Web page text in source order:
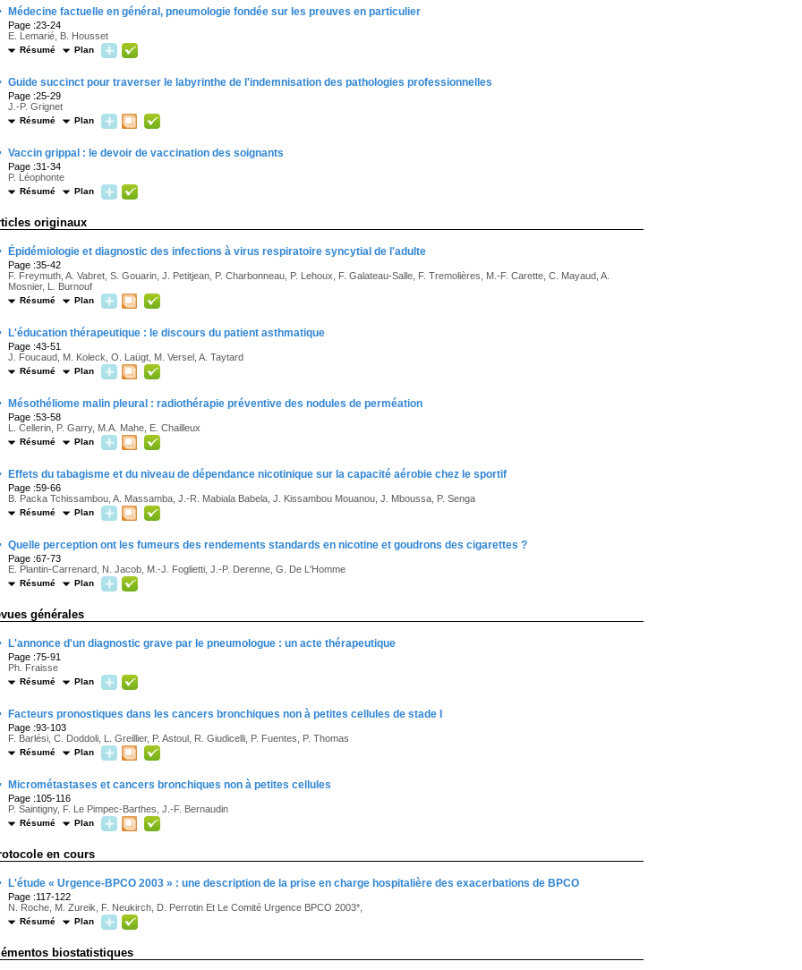
Médecine factuelle en général, pneumologie fondée sur les preuves en particulier
Page :23-24
E. Lemarié, B. Housset
Résumé Plan
Guide succinct pour traverser le labyrinthe de l'indemnisation des pathologies professionnelles
Page :25-29
J.-P. Grignet
Résumé Plan
Vaccin grippal : le devoir de vaccination des soignants
Page :31-34
P. Léophonte
Résumé Plan
originaux
Épidémiologie et diagnostic des infections à virus respiratoire syncytial de l'adulte
Page :35-42
F. Freymuth, A. Vabret, S. Gouarin, J. Petitjean, P. Charbonneau, P. Lehoux, F. Galateau-Salle, F. Tremolières, M.-F. Carette, C. Mayaud, A.
Mosnier, L. Burnouf
Résumé Plan
L'éducation thérapeutique : le discours du patient asthmatique
Page :43-51
J. Foucaud, M. Koleck, O. Laügt, M. Versel, A. Taytard
Résumé Plan
Mésothéliome malin pleural : radiothérapie préventive des nodules de perméation
Page :53-58
L. Cellerin, P. Garry, M.A. Mahe, E. Chailleux
Résumé Plan
Effets du tabagisme et du niveau de dépendance nicotinique sur la capacité aérobie chez le sportif
Page :59-66
B. Packa Tchissambou, A. Massamba, J.-R. Mabiala Babela, J. Kissambou Mouanou, J. Mboussa, P. Senga
Résumé Plan
Quelle perception ont les fumeurs des rendements standards en nicotine et goudrons des cigarettes ?
Page :67-73
E. Plantin-Carrenard, N. Jacob, M.-J. Foglietti, J.-P. Derenne, G. De L'Homme
Résumé Plan
générales
L'annonce d'un diagnostic grave par le pneumologue : un acte thérapeutique
Page :75-91
Ph. Fraisse
Résumé Plan
Facteurs pronostiques dans les cancers bronchiques non à petites cellules de stade I
Page :93-103
F. Barlési, C. Doddoli, L. Greillier, P. Astoul, R. Giudicelli, P. Fuentes, P. Thomas
Résumé Plan
Micrométastases et cancers bronchiques non à petites cellules
Page :105-116
P. Saintigny, F. Le Pimpec-Barthes, J.-F. Bernaudin
Résumé Plan
en cours
L'étude « Urgence-BPCO 2003 » : une description de la prise en charge hospitalière des exacerbations de BPCO
Page :117-122
N. Roche, M. Zureik, F. Neukirch, D. Perrotin Et Le Comité Urgence BPCO 2003*,
Résumé Plan
biostatistiques